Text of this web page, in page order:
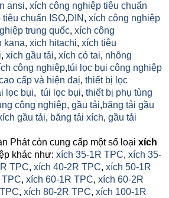
ansi, xích công nghiệp tiêu chuẩn
chuẩn ISO,DIN , xích công nghiệp
trung quốc, xích công
kana, xich hitachi, xích tiêu
, xich gầu tải, xích có tai, nhông
công nghiệp,túi lọc bụi công nghiệp
cấp và hiện đaị, thiết bị lọc
lọc bụi, túi lọc bụi, thiết bị phụ tùng
công nghiệp, gầu tải,băng tải gầu
gầu tải, băng tải xích, gầu tải
Phát còn cung cấp một số loại xích
khác như: xích 35-1R TPC, xích 35-
TPC, xích 40-2R TPC, xích 50-1R
, xích 60-1R TPC, xích 60-2R
, xích 80-2R TPC, xích 100-1R